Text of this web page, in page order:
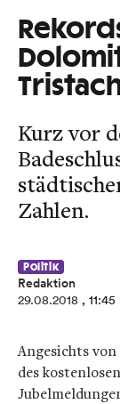
Kurz vor
Zahlen.
Politik
Redaktion
29.08.2018 ,
Angesichts
des